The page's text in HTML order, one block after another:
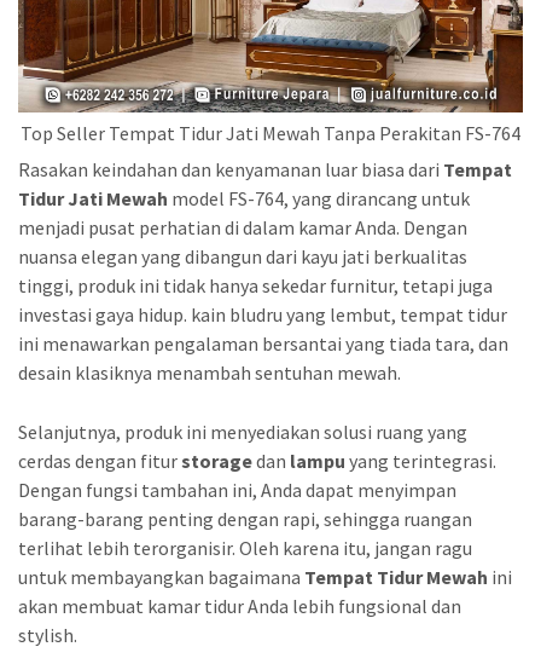
Top Seller Tempat Tidur Jati Mewah Tanpa Perakitan FS-764
Rasakan keindahan dan kenyamanan luar biasa dari Tempat
Tidur Jati Mewah model FS-764, yang dirancang untuk
menjadi pusat perhatian di dalam kamar Anda. Dengan
nuansa elegan yang dibangun dari kayu jati berkualitas
tinggi, produk ini tidak hanya sekedar furnitur, tetapi juga
investasi gaya hidup. kain bludru yang lembut, tempat tidur
ini menawarkan pengalaman bersantai yang tiada tara, dan
desain klasiknya menambah sentuhan mewah.
Selanjutnya, produk ini menyediakan solusi ruang yang
cerdas dengan fiturstoragedan lampu yang terintegrasi.
Dengan fungsi tambahan ini, Anda dapat menyimpan
barang-barang penting dengan rapi, sehingga ruangan
terlihat lebih terorganisir. Oleh karena itu, jangan ragu
untuk membayangkan bagaimana Tempat Tidur Mewah ini
akan membuat kamar tidur Anda lebih fungsional dan
stylish.